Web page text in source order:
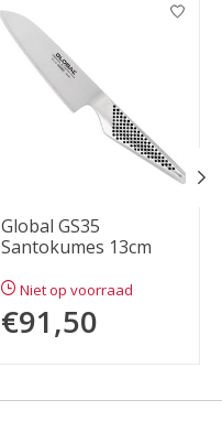
Global GS35
Santokumes 13cm
Niet op voorraad
€91,50